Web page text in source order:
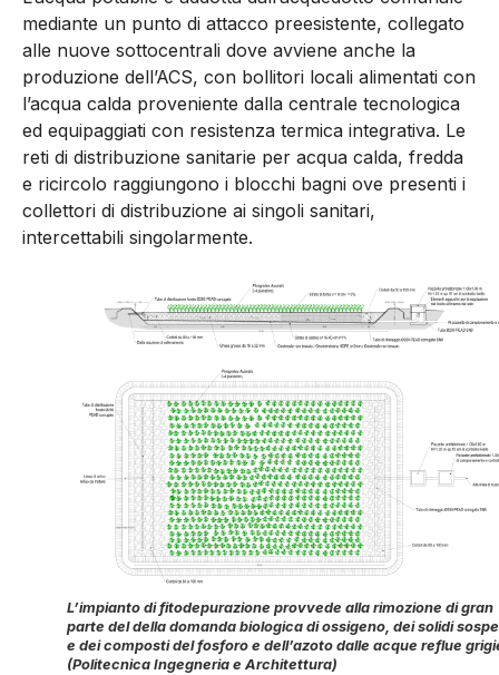
mediante un punto di attacco preesistente, collegato
alle nuove sottocentrali dove avviene anche la
produzione dell’ACS, con bollitori locali alimentati con
l’acqua calda proveniente dalla centrale tecnologica
ed equipaggiati con resistenza termica integrativa. Le
reti di distribuzione sanitarie per acqua calda, fredda
e ricircolo raggiungono i blocchi bagni ove presenti i
collettori di distribuzione ai singoli sanitari,
intercettabili singolarmente.
L’impianto di fitodepurazione provvede alla rimozione di gran
parte del della domanda biologica di ossigeno, dei solidi
e dei composti del fosforo e dell’azoto dalle acque reflue
(Politecnica Ingegneria e Architettura)